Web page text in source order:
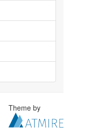
Theme by